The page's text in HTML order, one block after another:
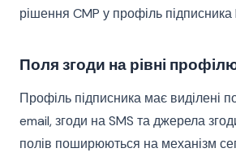
рішення CMP у профіль підписника
Поля згоди на рівні
Профіль підписника має виділені
email, згоди на SMS та джерела
полів поширюються на механізм